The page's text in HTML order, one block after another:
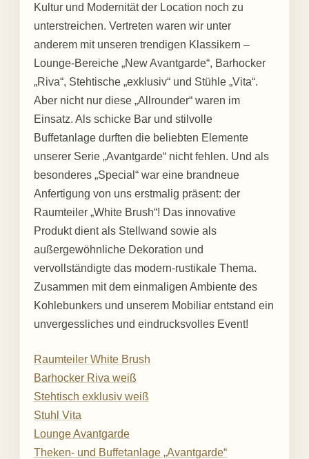
Kultur und Modernität der Location noch zu
unterstreichen. Vertreten waren wir unter
anderem mit unseren trendigen Klassikern –
Lounge-Bereiche „New Avantgarde“, Barhocker
„Riva“, Stehtische „exklusiv“ und Stühle „Vita“.
Aber nicht nur diese „Allrounder“ waren im
Einsatz. Als schicke Bar und stilvolle
Buffetanlage durften die beliebten Elemente
unserer Serie „Avantgarde“ nicht fehlen. Und als
besonderes „Special“ war eine brandneue
Anfertigung von uns erstmalig präsent: der
Raumteiler „White Brush“! Das innovative
Produkt dient als Stellwand sowie als
außergewöhnliche Dekoration und
vervollständigte das modern-rustikale Thema.
Zusammen mit dem einmaligen Ambiente des
Kohlebunkers und unserem Mobiliar entstand ein
unvergessliches und eindrucksvolles Event!
Raumteiler White Brush
Barhocker Riva weiß
Stehtisch exklusiv weiß
Stuhl Vita
Lounge Avantgarde
Theken- und Buffetanlage „Avantgarde“